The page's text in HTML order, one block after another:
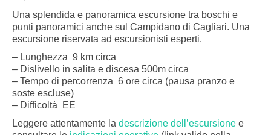
Una splendida e panoramica escursione tra boschi e
punti panoramici anche sul Campidano di Cagliari. Una
escursione riservata ad escursionisti esperti.
– Lunghezza 9 km circa
– Dislivello in salita e discesa 500m circa
– Tempo di percorrenza 6 ore circa (pausa pranzo e
soste escluse)
– Difficoltà EE
Leggere attentamente la descrizione dell’escursione e